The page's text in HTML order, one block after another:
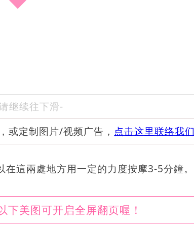
继续往下滑-
或定制图片/视频广告， 点击这里联络我们
這兩處地方用一定的力度按摩3-5分鐘。
下美图可开启全屏翻页喔！